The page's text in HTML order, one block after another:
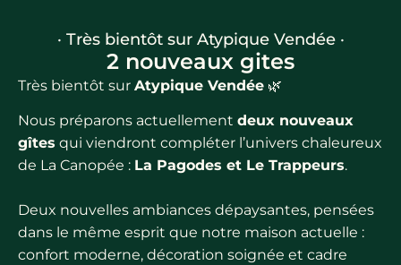
· Très bientôt sur Atypique Vendée ·
2 nouveaux gites
Très bientôt sur Atypique Vendée 🌿
Nous préparons actuellement deux nouveaux
gîtes qui viendront compléter l’univers chaleureux
de La Canopée : La Pagodes et Le Trappeurs.
Deux nouvelles ambiances dépaysantes, pensées
dans le même esprit que notre maison actuelle :
confort moderne, décoration soignée et cadre